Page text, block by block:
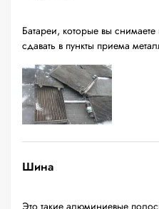
Батареи, которые вы
сдавать в пункты приема
Шина
Это такие алюминиевые